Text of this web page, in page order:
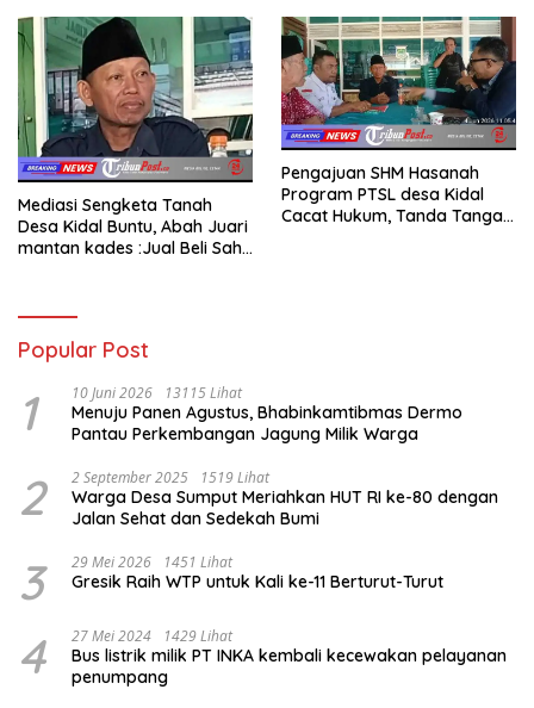
Mediasi Sengketa Tanah
Desa Kidal Buntu, Abah Juari
mantan kades :Jual Beli Sah,
Membatalkan Hak Warga.
Pengajuan SHM Hasanah
Program PTSL desa Kidal
Cacat Hukum, Tanda Tangan
Popular Post
1 10 Juni 2026 13115 Lihat
Menuju Panen Agustus, Bhabinkamtibmas Dermo
Pantau Perkembangan Jagung Milik Warga
2 2 September 2025 1519 Lihat
Warga Desa Sumput Meriahkan HUT RI ke-80 dengan
Jalan Sehat dan Sedekah Bumi ‎
3 29 Mei 2026 1451 Lihat
Gresik Raih WTP untuk Kali ke-11 Berturut-Turut
4 27 Mei 2024 1429 Lihat
Bus listrik milik PT INKA kembali kecewakan pelayanan
penumpang